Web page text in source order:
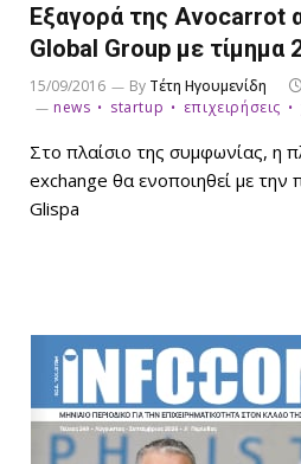
Εξαγορά της Avocarrot
Global Group με τίμημα
15/09/2016 By Τέτη Ηγουμενίδη
news
startup επιχειρήσεις
Στο πλαίσιο της συμφωνίας, η
exchange θα ενοποιηθεί με
Glispa